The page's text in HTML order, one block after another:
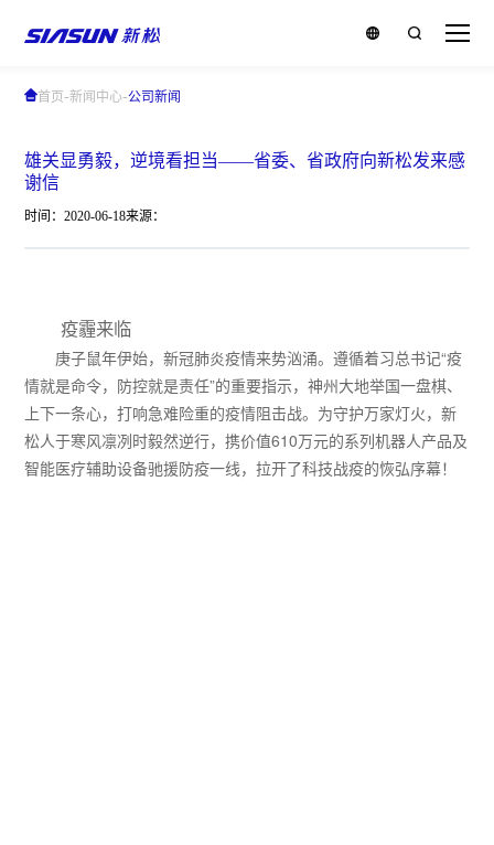
首页-新闻中心-公司新闻
雄关显勇毅，逆境看担当——省委、省政府向新松发来感
谢信
时间：2020-06-18来源：
疫霾来临
庚子鼠年伊始，新冠肺炎疫情来势汹涌。遵循着习总书记“疫
情就是命令，防控就是责任”的重要指示，神州大地举国一盘棋、
上下一条心，打响急难险重的疫情阻击战。为守护万家灯火，新
松人于寒风凛冽时毅然逆行，携价值610万元的系列机器人产品及
智能医疗辅助设备驰援防疫一线，拉开了科技战疫的恢弘序幕！